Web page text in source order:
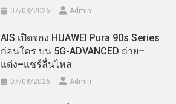
07/08/2026 Admin
AIS เปิดจอง HUAWEI Pura 90s Series
ก่อนใคร บน 5G-ADVANCED ถ่าย–
แต่ง–แชร์ลื่นไหล
07/08/2026 Admin